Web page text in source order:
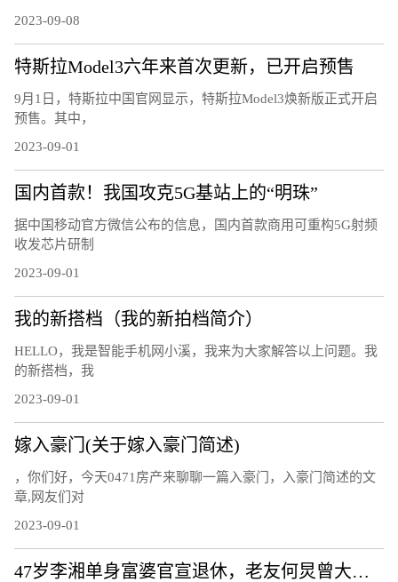
2023-09-08
特斯拉Model3六年来首次更新，已开启预售
9月1日，特斯拉中国官网显示，特斯拉Model3焕新版正式开启
预售。其中，
2023-09-01
国内首款！我国攻克5G基站上的“明珠”
据中国移动官方微信公布的信息，国内首款商用可重构5G射频
收发芯片研制
2023-09-01
我的新搭档（我的新拍档简介）
HELLO，我是智能手机网小溪，我来为大家解答以上问题。我
的新搭档，我
2023-09-01
嫁入豪门(关于嫁入豪门简述)
，你们好，今天0471房产来聊聊一篇入豪门，入豪门简述的文
章,网友们对
2023-09-01
47岁李湘单身富婆官宣退休，老友何炅曾大夸她带自己发家致富：她建议我在北京买房，刚买完就限购了